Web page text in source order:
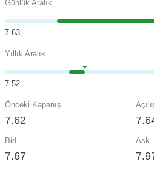
Günlük Aralık
7.63
Yıllık Aralık
7.52
Önceki Kapanış
7.62
Bid
7.67
Ask